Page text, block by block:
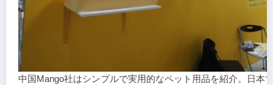
中国Mango社はシンプルで実用的なペット用品を紹介。日本